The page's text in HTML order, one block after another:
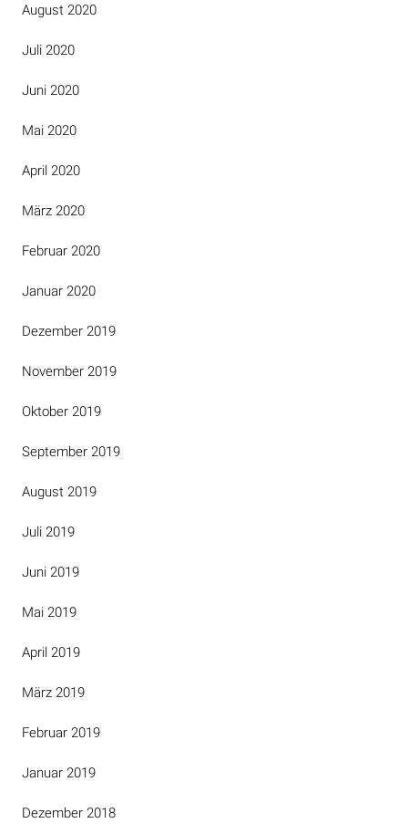
August 2020
Juli 2020
Juni 2020
Mai 2020
April 2020
März 2020
Februar 2020
Januar 2020
Dezember 2019
November 2019
Oktober 2019
September 2019
August 2019
Juli 2019
Juni 2019
Mai 2019
April 2019
März 2019
Februar 2019
Januar 2019
Dezember 2018